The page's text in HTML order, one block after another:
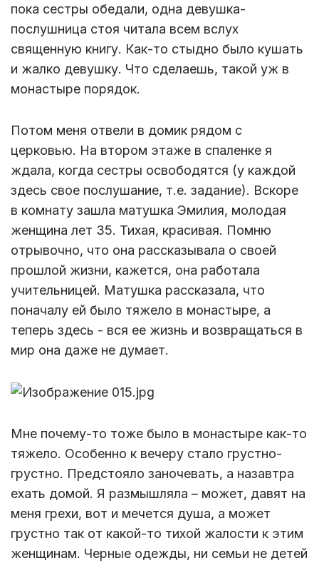
пока сестры обедали, одна девушка-
послушница стоя читала всем вслух
священную книгу. Как-то стыдно было кушать
и жалко девушку. Что сделаешь, такой уж в
монастыре порядок.
Потом меня отвели в домик рядом с
церковью. На втором этаже в спаленке я
ждала, когда сестры освободятся (у каждой
здесь свое послушание, т.е. задание). Вскоре
в комнату зашла матушка Эмилия, молодая
женщина лет 35. Тихая, красивая. Помню
отрывочно, что она рассказывала о своей
прошлой жизни, кажется, она работала
учительницей. Матушка рассказала, что
поначалу ей было тяжело в монастыре, а
теперь здесь - вся ее жизнь и возвращаться в
мир она даже не думает.
Мне почему-то тоже было в монастыре как-то
тяжело. Особенно к вечеру стало грустно-
грустно. Предстояло заночевать, а назавтра
ехать домой. Я размышляла – может, давят на
меня грехи, вот и мечется душа, а может
грустно так от какой-то тихой жалости к этим
женщинам. Черные одежды, ни семьи не детей